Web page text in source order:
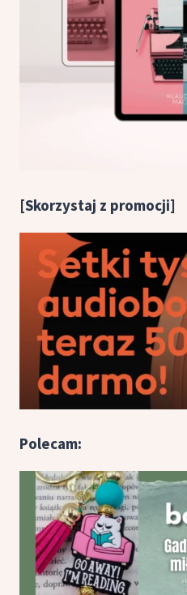
[Skorzystaj z promocji]
Polecam: